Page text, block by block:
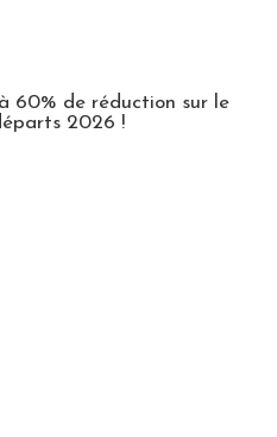
60% de réduction sur le
2026 !